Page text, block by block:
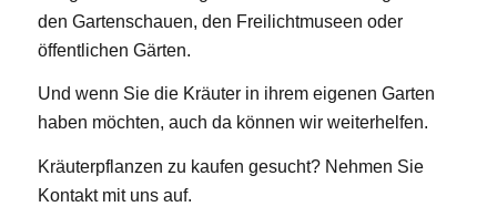
den Gartenschauen, den Freilichtmuseen oder
öffentlichen Gärten.
Und wenn Sie die Kräuter in ihrem eigenen Garten
haben möchten, auch da können wir weiterhelfen.
Kräuterpflanzen zu kaufen gesucht? Nehmen Sie
Kontakt mit uns auf.